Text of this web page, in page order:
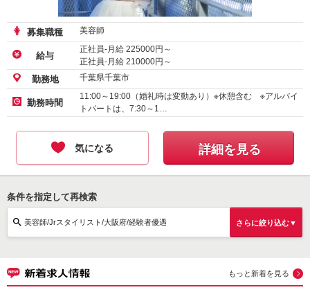
募集職種 美容師
給与
正社員-月給 225000円～
正社員-月給 210000円～
アルバイト・パート-時給
勤務地 千葉県千葉市
勤務時間
11:00～19:00（婚礼時は変動あり）※休憩含む ※アルバイ
トパートは、7:30～1…
気になる 詳細を見る
条件を指定して再検索
美容師/Jrスタイリスト/大阪府/経験者優遇 さらに絞り込む▼
もっと新着を見る